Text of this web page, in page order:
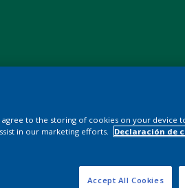
productos para
agree to the storing of cookies on your device
in our marketing efforts.
Declaración de
Accept All Cookies